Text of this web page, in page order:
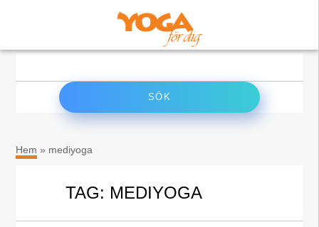
Hem » mediyoga
TAG: MEDIYOGA